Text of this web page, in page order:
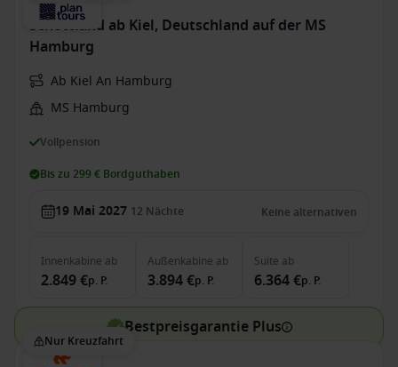
Schottland ab Kiel, Deutschland auf der MS
Hamburg
Ab Kiel An Hamburg
MS Hamburg
Vollpension
Bis zu 299 € Bordguthaben
19 Mai 2027 12 Nächte Keine alternativen
Innenkabine ab
2.849 €p. P.
Außenkabine ab
3.894 €p. P.
Suite ab
6.364 €p. P.
Bestpreisgarantie Plus
Nur Kreuzfahrt